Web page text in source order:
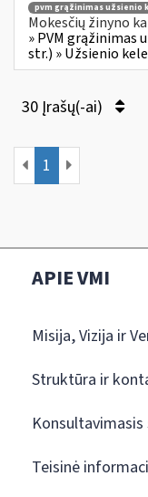
pvm grąžinimas užsienio
Mokesčių žinyno
» PVM grąžinimas
str.) » Užsienio
30 Įrašų(-ai)
1
APIE VMI
Misija, Vizija ir
Struktūra ir
Teisinė